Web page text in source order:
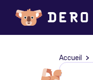
Accueil